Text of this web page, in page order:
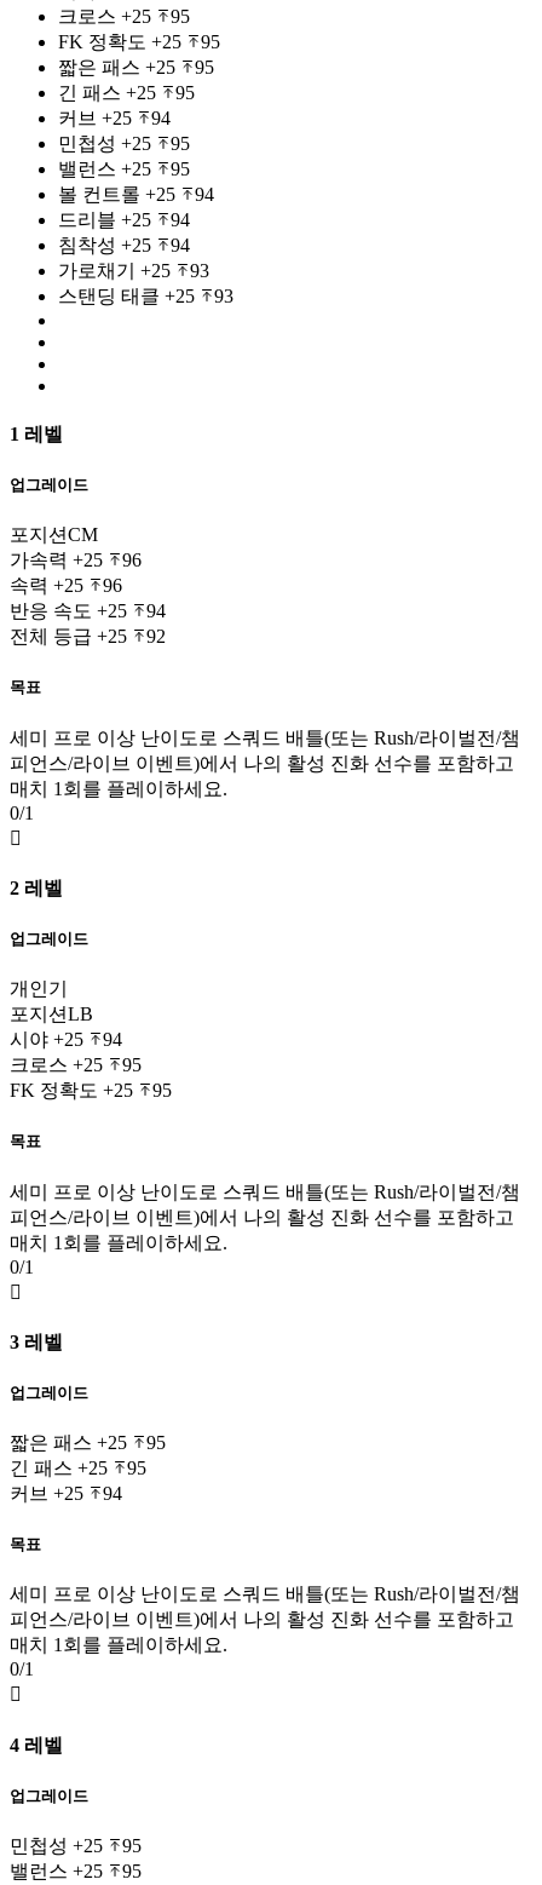
크로스 +25
95
FK 정확도 +25
95
짧은 패스 +25
95
긴 패스 +25
95
커브 +25
94
민첩성 +25
95
밸런스 +25
95
볼 컨트롤 +25
94
드리블 +25
94
침착성 +25
94
가로채기
+25
93
스탠딩 태클 +25 93
1 레벨
업그레이드
포지션CM
가속력 +25
96
속력 +25
96
반응 속도 +25
94
전체 등급 +25 92
목표
세미 프로 이상 난이도로 스쿼드 배틀(또는 Rush/라이벌전/챔
피언스/라이브 이벤트)에서 나의 활성 진화 선수를 포함하고
매치 1회를 플레이하세요.
0/1

2 레벨
업그레이드
개인기
포지션LB
시야 +25
94
크로스 +25
95
FK 정확도 +25 95
목표
세미 프로 이상 난이도로 스쿼드 배틀(또는 Rush/라이벌전/챔
피언스/라이브 이벤트)에서 나의 활성 진화 선수를 포함하고
매치 1회를 플레이하세요.
0/1

3 레벨
업그레이드
짧은 패스 +25
95
긴 패스 +25
95
커브 +25 94
목표
세미 프로 이상 난이도로 스쿼드 배틀(또는 Rush/라이벌전/챔
피언스/라이브 이벤트)에서 나의 활성 진화 선수를 포함하고
매치 1회를 플레이하세요.
0/1

4 레벨
업그레이드
민첩성 +25
95
밸런스 +25
95